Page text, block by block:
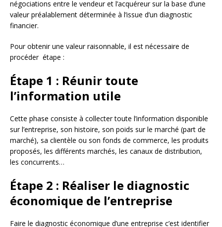
négociations entre le vendeur et l’acquéreur sur la base d’une
valeur préalablement déterminée à l’issue d’un diagnostic
financier.
Pour obtenir une valeur raisonnable, il est nécessaire de
procéder étape :
Étape 1 : Réunir toute
l’information utile
Cette phase consiste à collecter toute l’information disponible
sur l’entreprise, son histoire, son poids sur le marché (part de
marché), sa clientèle ou son fonds de commerce, les produits
proposés, les différents marchés, les canaux de distribution,
les concurrents…
Étape 2 : Réaliser le diagnostic
économique de l’entreprise
Faire le diagnostic économique d’une entreprise c’est identifier